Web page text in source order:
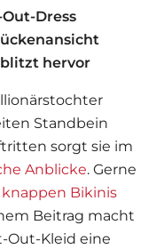
Dress
blitzt hervor
Standbein
sorgt sie im
Anblicke. Gerne
knappen Bikinis
Beitrag macht
Out-Kleid eine